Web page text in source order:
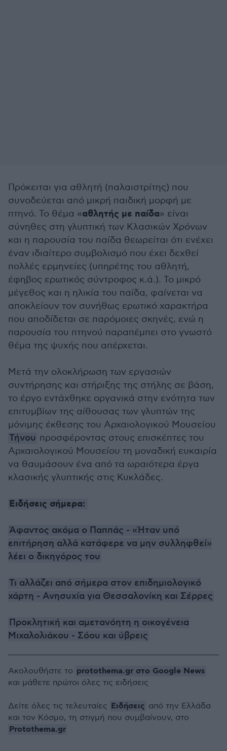
Πρόκειται για αθλητή (παλαιστρίτης) που
συνοδεύεται από μικρή παιδική μορφή με
πτηνό. Το θέμα «αθλητής με παίδα» είναι
σύνηθες στη γλυπτική των Κλασικών Χρόνων
και η παρουσία του παίδα θεωρείται ότι ενέχει
έναν ιδιαίτερο συμβολισμό που έχει δεχθεί
πολλές ερμηνείες (υπηρέτης του αθλητή,
έφηβος ερωτικός σύντροφος κ.ά.). Το μικρό
μέγεθος και η ηλικία του παίδα, φαίνεται να
αποκλείουν τον συνήθως ερωτικό χαρακτήρα
που αποδίδεται σε παρόμοιες σκηνές, ενώ η
παρουσία του πτηνού παραπέμπει στο γνωστό
θέμα της ψυχής που απέρχεται.
Μετά την ολοκλήρωση των εργασιών
συντήρησης και στήριξης της στήλης σε βάση,
το έργο εντάχθηκε οργανικά στην ενότητα των
επιτυμβίων της αίθουσας των γλυπτών της
μόνιμης έκθεσης του Αρχαιολογικού Μουσείου
Τήνου προσφέροντας στους επισκέπτες του
Αρχαιολογικού Μουσείου τη μοναδική ευκαιρία
να θαυμάσουν ένα από τα ωραιότερα έργα
κλασικής γλυπτικής στις Κυκλάδες.
Ειδήσεις σήμερα:
Άφαντος ακόμα ο Παππάς - «Ήταν υπό
επιτήρηση αλλά κατάφερε να μην συλληφθεί»
λέει ο δικηγόρος του
Τι αλλάζει από σήμερα στον επιδημιολογικό
χάρτη - Ανησυχία για Θεσσαλονίκη και Σέρρες
Προκλητική και αμετανόητη η οικογένεια
Μιχαλολιάκου - Σόου και ύβρεις
Ακολουθήστε το protothema.gr στο Google News
και μάθετε πρώτοι όλες τις ειδήσεις
Δείτε όλες τις τελευταίες Ειδήσεις από την Ελλάδα
και τον Κόσμο, τη στιγμή που συμβαίνουν, στο
Protothema.gr